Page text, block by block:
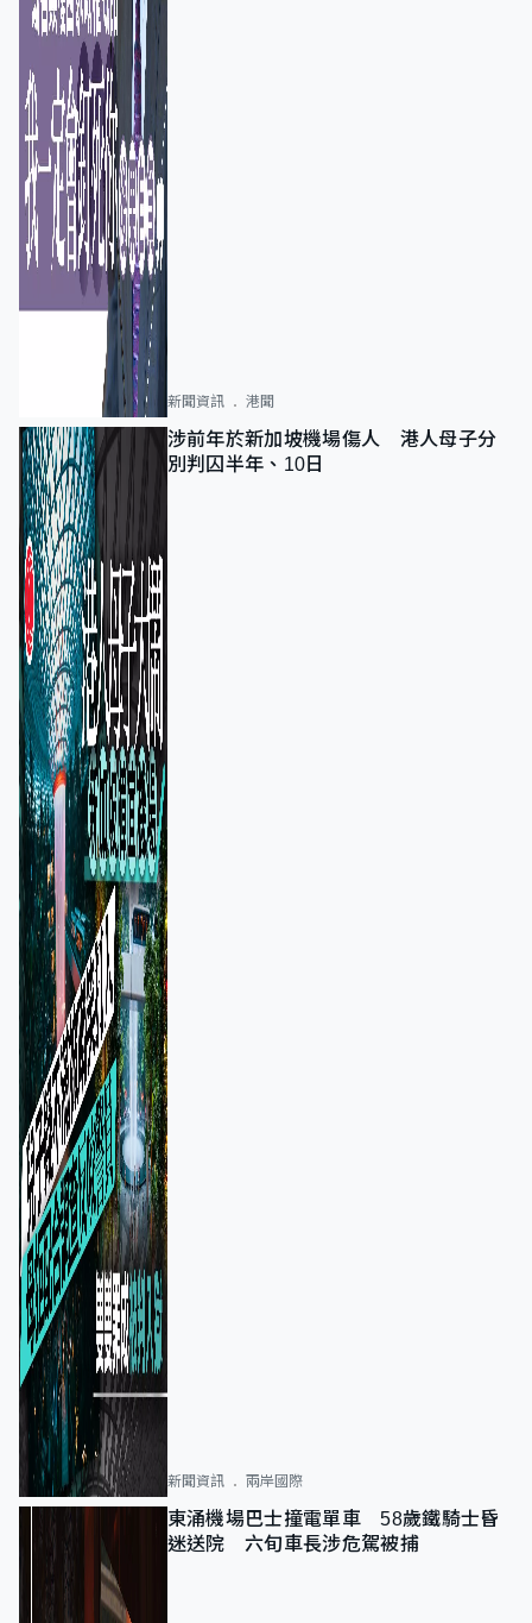
新聞資訊 港聞
涉前年於新加坡機場傷人 港人母子分
別判囚半年、10日
新聞資訊 兩岸國際
東涌機場巴士撞電單車 58歲鐵騎士昏
迷送院 六旬車長涉危駕被捕